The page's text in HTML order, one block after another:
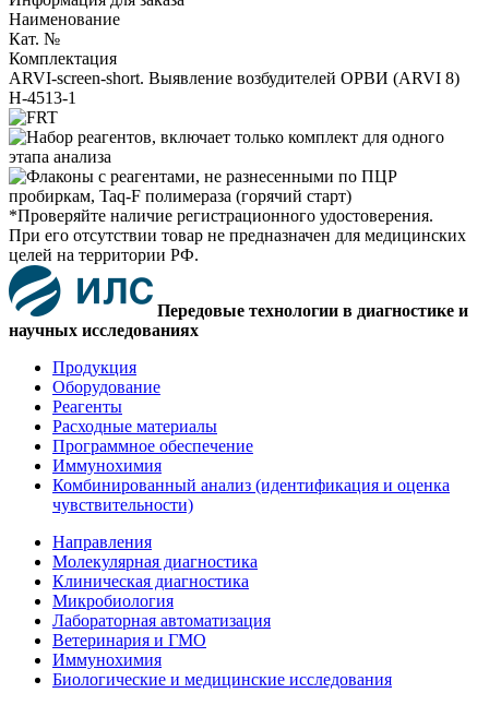
Наименование
Кат. №
Комплектация
ARVI-screen-short. Выявление возбудителей ОРВИ (ARVI 8)
H-4513-1
*Проверяйте наличие регистрационного удостоверения.
При его отсутствии товар не предназначен для медицинских
целей на территории РФ.
Передовые технологии в диагностике и
научных исследованиях
Продукция
Оборудование
Реагенты
Расходные материалы
Программное обеспечение
Иммунохимия
Комбинированный анализ (идентификация и оценка
чувствительности)
Направления
Молекулярная диагностика
Клиническая диагностика
Микробиология
Лабораторная автоматизация
Ветеринария и ГМО
Иммунохимия
Биологические и медицинские исследования